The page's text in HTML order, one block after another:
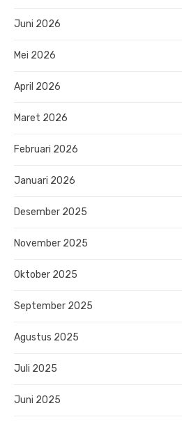
Juni 2026
Mei 2026
April 2026
Maret 2026
Februari 2026
Januari 2026
Desember 2025
November 2025
Oktober 2025
September 2025
Agustus 2025
Juli 2025
Juni 2025